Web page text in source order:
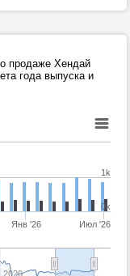
продаже Хендай
года выпуска и
Янв '26 Июл '26
2020
0k
1k